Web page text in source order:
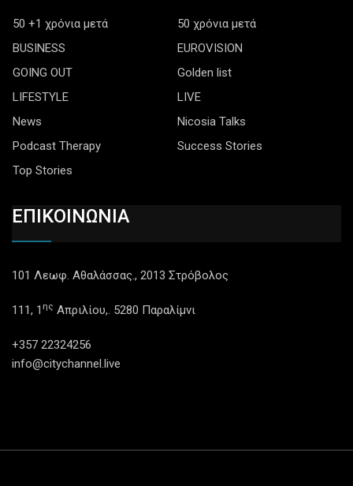
50 +1 χρόνια μετά
50 χρόνια μετά
BUSINESS
EUROVISION
GOING OUT
Golden list
LIFESTYLE
LIVE
News
Nicosia Talks
Podcast Therapy
Success Stories
Top Stories
ΕΠΙΚΟΙΝΩΝΙΑ
101 Λεωφ. Αθαλάσσας., 2013 Στρόβολος
111, 1 ης Απριλίου,. 5280 Παραλίμνι
+357 22324256
info@citychannel.live